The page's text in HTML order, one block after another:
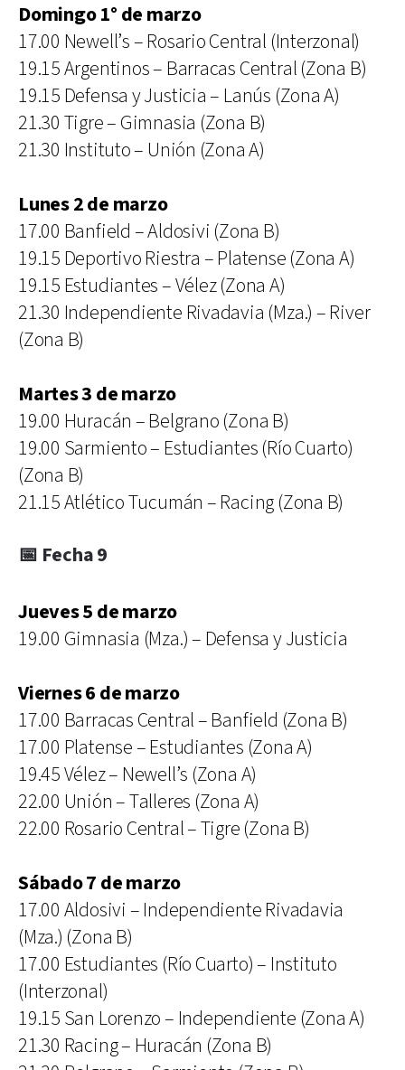
Domingo 1° de marzo
17.00 Newell’s – Rosario Central (Interzonal)
19.15 Argentinos – Barracas Central (Zona B)
19.15 Defensa y Justicia – Lanús (Zona A)
21.30 Tigre – Gimnasia (Zona B)
21.30 Instituto – Unión (Zona A)
Lunes 2 de marzo
17.00 Banfield – Aldosivi (Zona B)
19.15 Deportivo Riestra – Platense (Zona A)
19.15 Estudiantes – Vélez (Zona A)
21.30 Independiente Rivadavia (Mza.) – River
(Zona B)
Martes 3 de marzo
19.00 Huracán – Belgrano (Zona B)
19.00 Sarmiento – Estudiantes (Río Cuarto)
(Zona B)
21.15 Atlético Tucumán – Racing (Zona B)
📅 Fecha 9
Jueves 5 de marzo
19.00 Gimnasia (Mza.) – Defensa y Justicia
Viernes 6 de marzo
17.00 Barracas Central – Banfield (Zona B)
17.00 Platense – Estudiantes (Zona A)
19.45 Vélez – Newell’s (Zona A)
22.00 Unión – Talleres (Zona A)
22.00 Rosario Central – Tigre (Zona B)
Sábado 7 de marzo
17.00 Aldosivi – Independiente Rivadavia
(Mza.) (Zona B)
17.00 Estudiantes (Río Cuarto) – Instituto
(Interzonal)
19.15 San Lorenzo – Independiente (Zona A)
21.30 Racing – Huracán (Zona B)